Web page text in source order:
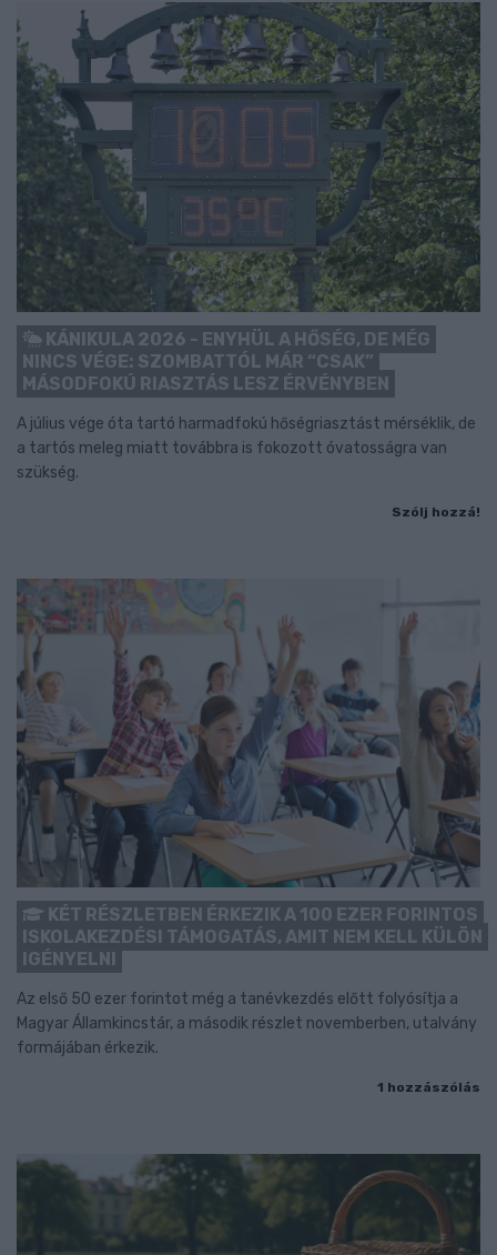
KÁNIKULA 2026 - ENYHÜL A HŐSÉG, DE MÉG
NINCS VÉGE: SZOMBATTÓL MÁR “CSAK”
MÁSODFOKÚ RIASZTÁS LESZ ÉRVÉNYBEN
A július vége óta tartó harmadfokú hőségriasztást mérséklik, de
a tartós meleg miatt továbbra is fokozott óvatosságra van
szükség.
Szólj hozzá!
KÉT RÉSZLETBEN ÉRKEZIK A 100 EZER FORINTOS
ISKOLAKEZDÉSI TÁMOGATÁS, AMIT NEM KELL KÜLÖN
IGÉNYELNI
Az első 50 ezer forintot még a tanévkezdés előtt folyósítja a
Magyar Államkincstár, a második részlet novemberben, utalvány
formájában érkezik.
1 hozzászólás